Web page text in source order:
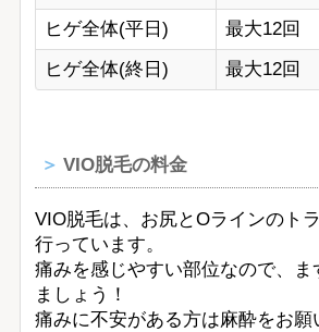
ヒゲ全体(平日)
最大12回
ヒゲ全体(終日)
最大12回
VIO脱毛の料金
VIO脱毛は、お尻とOラインのト
行っています。
痛みを感じやすい部位なので、ま
ましょう！
痛みに不安がある方は麻酔をお願